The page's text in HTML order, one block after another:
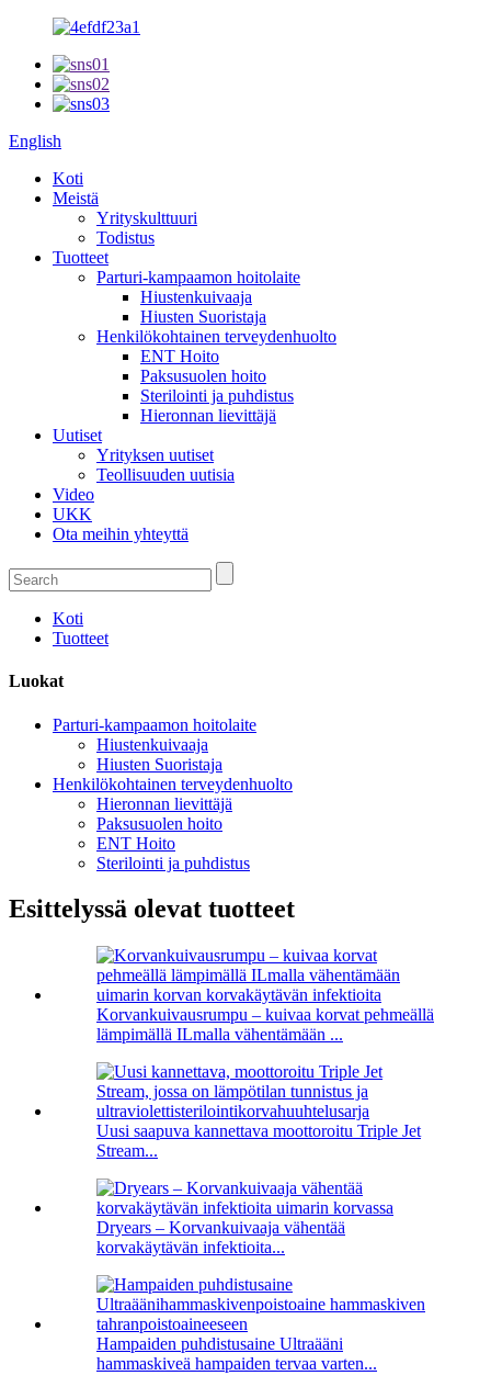
English
Koti
Meistä
Yrityskulttuuri
Todistus
Tuotteet
Parturi-kampaamon hoitolaite
Hiustenkuivaaja
Hiusten Suoristaja
Henkilökohtainen terveydenhuolto
ENT Hoito
Paksusuolen hoito
Sterilointi ja puhdistus
Hieronnan lievittäjä
Uutiset
Yrityksen uutiset
Teollisuuden uutisia
Video
UKK
Ota meihin yhteyttä
Koti
Tuotteet
Luokat
Parturi-kampaamon hoitolaite
Hiustenkuivaaja
Hiusten Suoristaja
Henkilökohtainen terveydenhuolto
Hieronnan lievittäjä
Paksusuolen hoito
ENT Hoito
Sterilointi ja puhdistus
Esittelyssä olevat tuotteet
Korvankuivausrumpu – kuivaa korvat pehmeällä
lämpimällä ILmalla vähentämään ...
Uusi saapuva kannettava moottoroitu Triple Jet
Stream...
Dryears – Korvankuivaaja vähentää
korvakäytävän infektioita...
Hampaiden puhdistusaine Ultraääni
hammaskiveä hampaiden tervaa varten...